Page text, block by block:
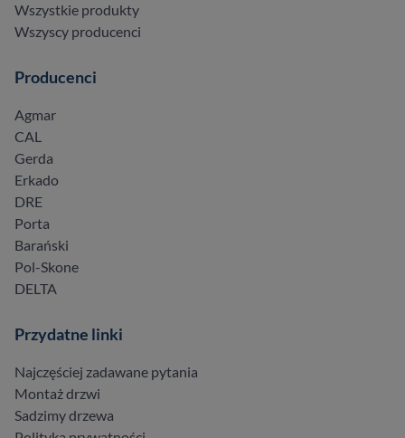
Wszystkie produkty
Wszyscy producenci
Producenci
Agmar
CAL
Gerda
Erkado
DRE
Porta
Barański
Pol-Skone
DELTA
Przydatne linki
Najczęściej zadawane pytania
Montaż drzwi
Sadzimy drzewa